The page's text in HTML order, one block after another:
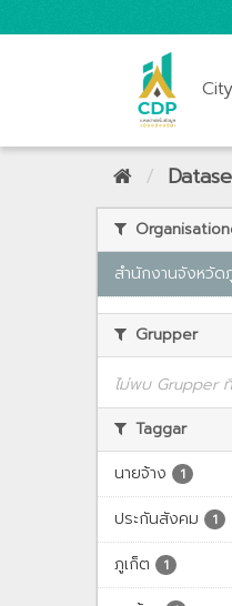
สำนักงานจังหวัด
Grupper
ไม่พบ Grupper
Taggar
นายจ้าง
1
ประกันสังคม 1
ภูเก็ต 1